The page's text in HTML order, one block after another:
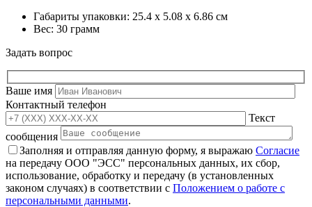
Габариты упаковки: 25.4 x 5.08 x 6.86 см
Вес: 30 грамм
Задать вопрос
Ваше имя
Контактный телефон
Текст
сообщения
Заполняя и отправляя данную форму, я выражаю Согласие
на передачу ООО "ЭСС" персональных данных, их сбор,
использование, обработку и передачу (в установленных
законом случаях) в соответствии с Положением о работе с
персональными данными.